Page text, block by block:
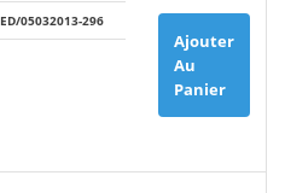
05032013-296
Ajouter
Au
Panier